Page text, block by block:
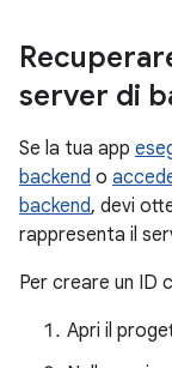
server di
Se la tua app
backend o
backend, devi
rappresenta il
Per creare un ID
Apri il